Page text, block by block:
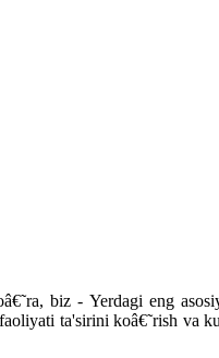
biz - Yerdagi eng
ta'sirini koâ€˜rish va